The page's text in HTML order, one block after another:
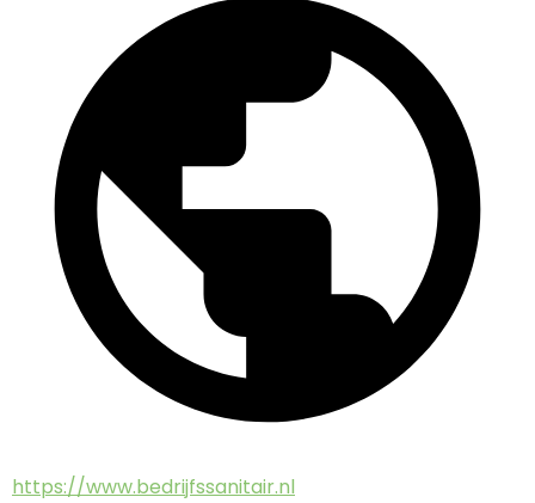
https://www.bedrijfssanitair.nl